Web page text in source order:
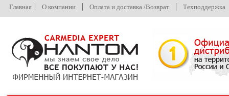
Главная О компании Оплата и доставка /Возврат Техподдержка